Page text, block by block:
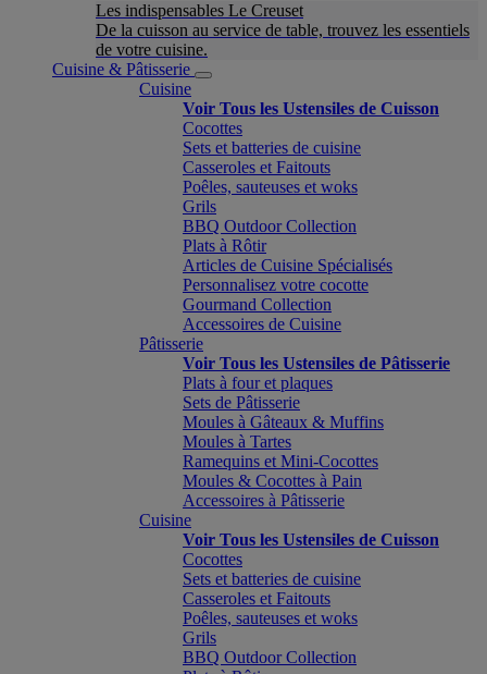
Les indispensables Le Creuset
De la cuisson au service de table, trouvez les essentiels
de votre cuisine.
Cuisine & Pâtisserie
Cuisine
Voir Tous les Ustensiles de Cuisson
Cocottes
Sets et batteries de cuisine
Casseroles et Faitouts
Poêles, sauteuses et woks
Grils
BBQ Outdoor Collection
Plats à Rôtir
Articles de Cuisine Spécialisés
Personnalisez votre cocotte
Gourmand Collection
Accessoires de Cuisine
Pâtisserie
Voir Tous les Ustensiles de Pâtisserie
Plats à four et plaques
Sets de Pâtisserie
Moules à Gâteaux & Muffins
Moules à Tartes
Ramequins et Mini-Cocottes
Moules & Cocottes à Pain
Accessoires à Pâtisserie
Cuisine
Voir Tous les Ustensiles de Cuisson
Cocottes
Sets et batteries de cuisine
Casseroles et Faitouts
Poêles, sauteuses et woks
Grils
BBQ Outdoor Collection